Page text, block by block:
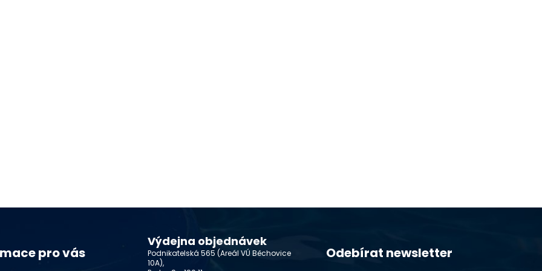
pro vás
Výdejna objednávek
Podnikatelská 565 (Areál VÚ Běchovice
10A),
Odebírat newsletter